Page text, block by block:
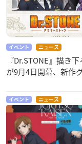
イベント ニュース
『Dr.STONE』描き
が9月4日開幕、新作
イベント ニュース